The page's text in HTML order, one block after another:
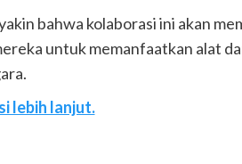
bahwa kolaborasi ini akan
untuk memanfaatkan alat
lebih lanjut.